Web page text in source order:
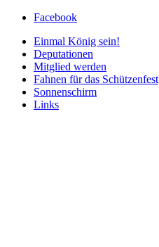
Facebook
Einmal König sein!
Deputationen
Mitglied werden
Fahnen für das Schützenfest
Sonnenschirm
Links